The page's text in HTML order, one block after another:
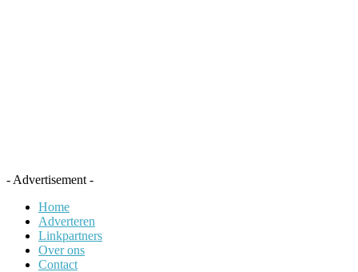
- Advertisement -
Home
Adverteren
Linkpartners
Over ons
Contact